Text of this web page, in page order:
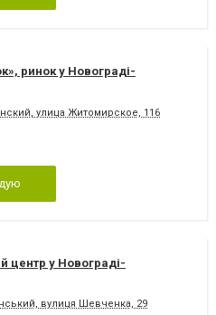
ринок у Новограді-
улица Житомирское, 116
центр у Новограді-
вулиця Шевченка, 29